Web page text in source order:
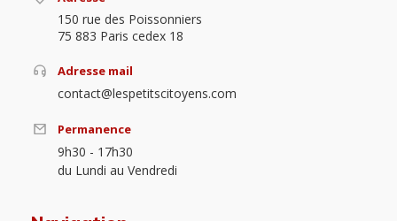
150 rue des Poissonniers
75 883 Paris cedex 18
Adresse mail
contact@lespetitscitoyens.com
Permanence
9h30 - 17h30
du Lundi au Vendredi